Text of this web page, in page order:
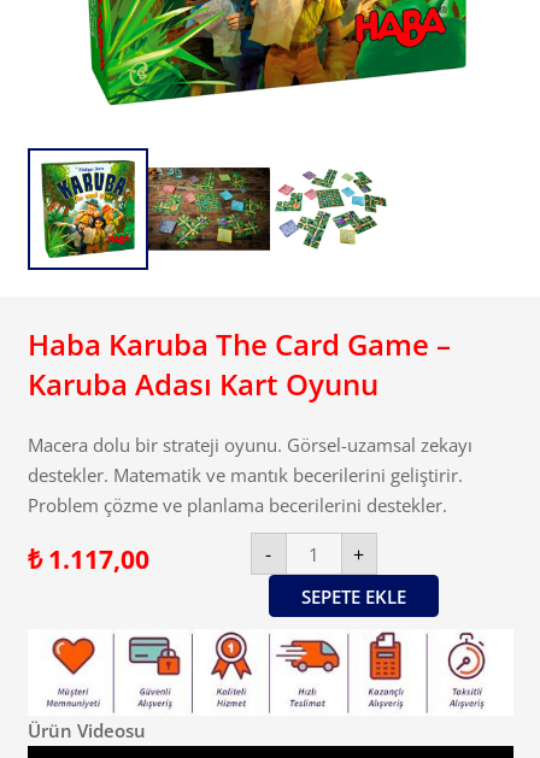
Haba Karuba The Card Game –
Karuba Adası Kart Oyunu
Macera dolu bir strateji oyunu. Görsel-uzamsal zekayı
destekler. Matematik ve mantık becerilerini geliştirir.
Problem çözme ve planlama becerilerini destekler.
₺1.117,00 -
Haba
Karuba
The
Card
Game
Karuba
Adası
Kart
Oyunu
+
SEPETE EKLE
Ürün Videosu